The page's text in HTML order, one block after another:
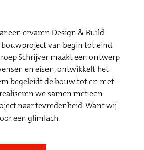
bij
een ervaren Design & Build
van begin tot eind
Schrijver maakt een ontwerp
en eisen, ontwikkelt het
begeleidt de bouw tot en met
we samen met een
naar tevredenheid. Want wij
een glimlach.